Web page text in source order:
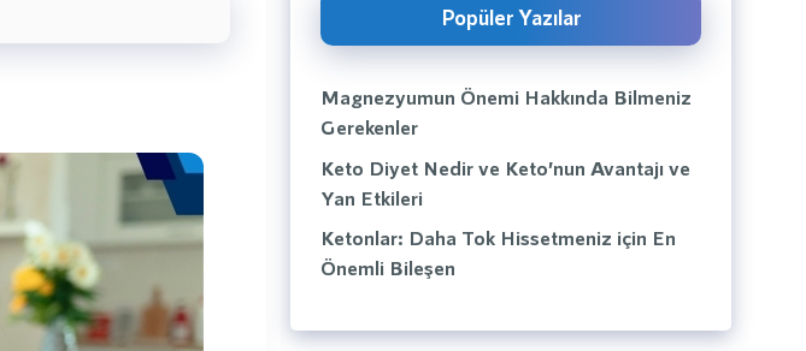
Popüler Yazılar
Magnezyumun Önemi Hakkında Bilmeniz
Gerekenler
Keto Diyet Nedir ve Keto’nun Avantajı ve
Yan Etkileri
Ketonlar: Daha Tok Hissetmeniz için En
Önemli Bileşen